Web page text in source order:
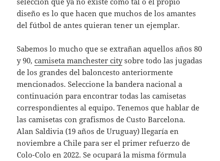
diseño es lo que hacen que muchos de los amantes
del fútbol de antes quieran tener un ejemplar.
Sabemos lo mucho que se extrañan aquellos años 80
y 90,camiseta manchester citysobre todo las jugadas
de los grandes del baloncesto anteriormente
mencionados. Seleccione la bandera nacional a
continuación para encontrar todas las camisetas
correspondientes al equipo. Tenemos que hablar de
las camisetas con grafismos de Custo Barcelona.
Alan Saldivia (19 años de Uruguay) llegaría en
noviembre a Chile para ser el primer refuerzo de
Colo-Colo en 2022. Se ocupará la misma fórmula